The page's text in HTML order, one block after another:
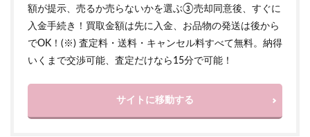
額が提示、売るか売らないかを選ぶ③売却同意後、すぐに
入金手続き！買取金額は先に入金、お品物の発送は後から
でOK！(※) 査定料・送料・キャンセル料すべて無料。納得
いくまで交渉可能、査定だけなら15分で可能！
サイトに移動する